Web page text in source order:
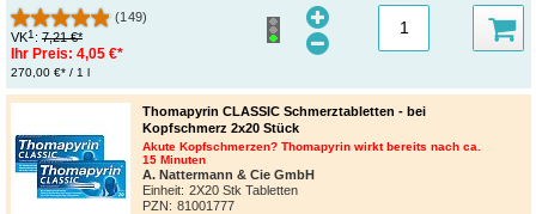
(149)
VK1: 7,21 €*
Ihr Preis: 4,05 €*
270,00 €* / 1 l
Thomapyrin CLASSIC Schmerztabletten - bei
Kopfschmerz 2x20 Stück
Akute Kopfschmerzen? Thomapyrin wirkt bereits nach ca.
15 Minuten
A. Nattermann & Cie GmbH
Einheit: 2X20 Stk Tabletten
PZN: 81001777